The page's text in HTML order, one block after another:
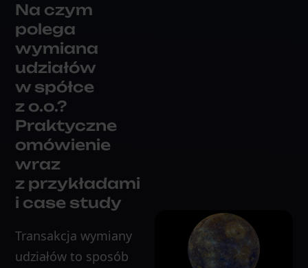
Na czym
polega
wymiana
udziałów
w spółce
z o.o.?
Praktyczne
omówienie
wraz
z przykładami
i case study
Transakcja wymiany
udziałów to sposób